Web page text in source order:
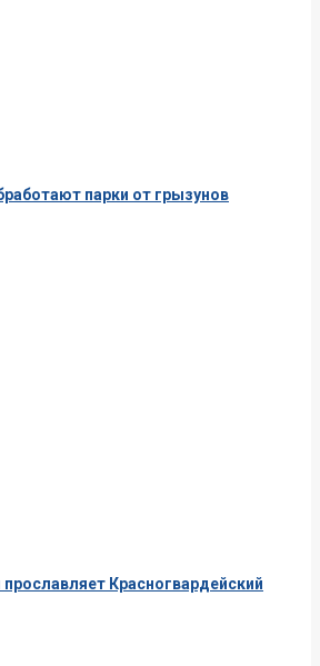
парки от грызунов
Красногвардейский